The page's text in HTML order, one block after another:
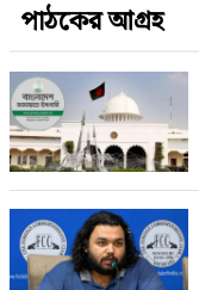
পাঠকের আগ্রহ